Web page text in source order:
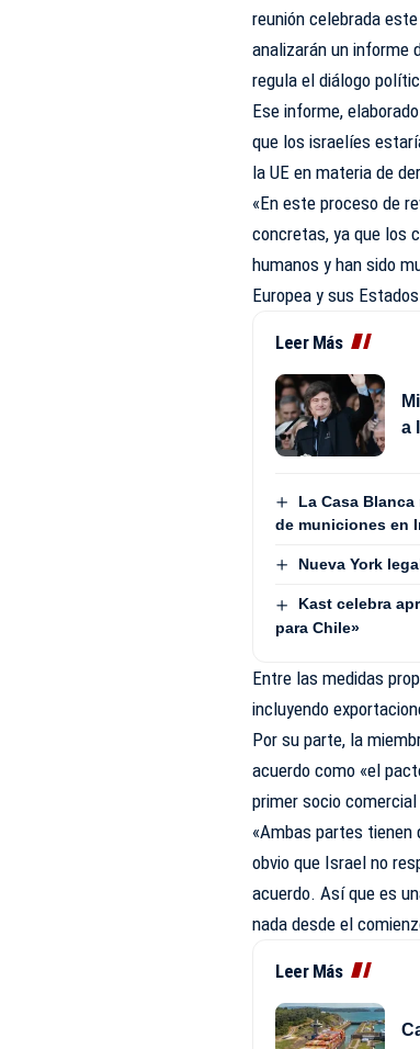
reunión celebrada
analizarán un informe
regula el diálogo
Ese informe,
que los israelíes
la UE en materia de
«En este proceso de
concretas, ya que los
humanos y han sido
Europea y sus
Leer Más
a
La Casa
de municiones en
Nueva York
Kast celebra
para Chile»
Entre las medidas
incluyendo
Por su parte, la
acuerdo como «el
primer socio
«Ambas partes tienen
obvio que Israel no
acuerdo. Así que es
nada desde el
Leer Más